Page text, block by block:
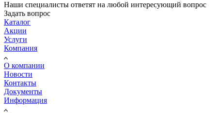
Наши специалисты ответят на любой интересующий вопрос
Задать вопрос
Каталог
Акции
Услуги
Компания
О компании
Новости
Контакты
Документы
Информация